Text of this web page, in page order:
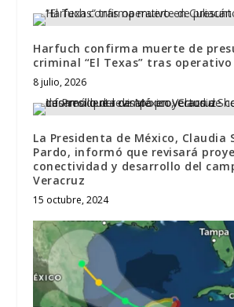
Harfuch confirma muerte de
criminal “El Texas” tras operativo
8 julio, 2026
La Presidenta de México, Claudia
Pardo, informó que revisará
conectividad y desarrollo del
Veracruz
15 octubre, 2024